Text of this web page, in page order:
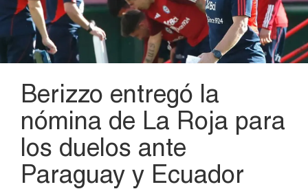
Berizzo entregó la
nómina de La Roja para
los duelos ante
Paraguay y Ecuador